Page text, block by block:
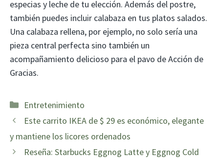
especias y leche de tu elección. Además del postre,
también puedes incluir calabaza en tus platos salados.
Una calabaza rellena, por ejemplo, no solo sería una
pieza central perfecta sino también un
acompañamiento delicioso para el pavo de Acción de
Gracias.
Categorías
Entretenimiento
Este carrito IKEA de $ 29 es económico, elegante
y mantiene los licores ordenados
Reseña: Starbucks Eggnog Latte y Eggnog Cold